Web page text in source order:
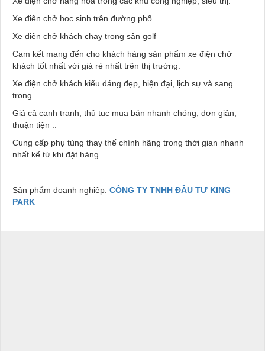
Xe điện chở học sinh trên đường phố
Xe điện chở khách chạy trong sân golf
Cam kết mang đến cho khách hàng sản phẩm xe điện chở
khách tốt nhất với giá rẻ nhất trên thị trường.
Xe điện chở khách kiểu dáng đẹp, hiện đại, lịch sự và sang
trọng.
Giá cả cạnh tranh, thủ tục mua bán nhanh chóng, đơn giản,
thuận tiện ..
Cung cấp phụ tùng thay thế chính hãng trong thời gian nhanh
nhất kể từ khi đặt hàng.
Sản phẩm doanh nghiệp: CÔNG TY TNHH ĐẦU TƯ KING
PARK